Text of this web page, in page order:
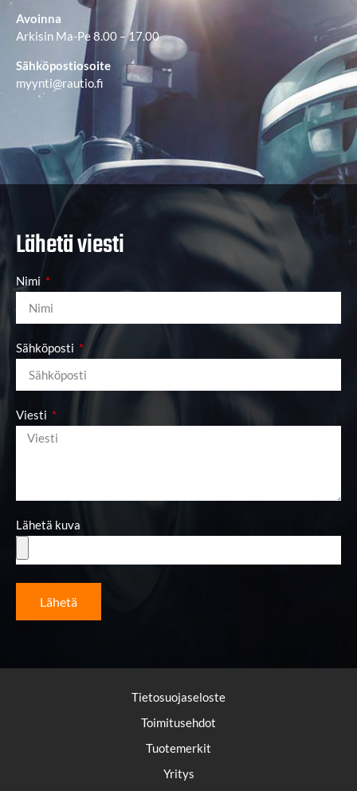
Avoinna
Arkisin Ma-Pe 8.00 – 17.00
Sähköpostiosoite
myynti@rautio.fi
Lähetä viesti
Nimi
Sähköposti
Viesti
Lähetä kuva
Lähetä
Tietosuojaseloste
Toimitusehdot
Tuotemerkit
Yritys